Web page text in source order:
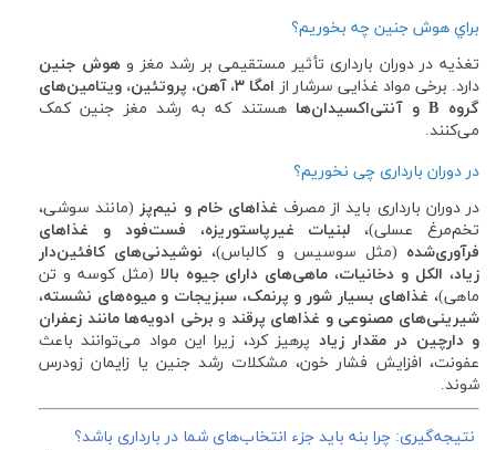
براي هوش جنين چه بخوريم؟
تغذیه در دوران بارداری تأثیر مستقیمی بر رشد مغز وهوش جنین
دارد. برخی مواد غذایی سرشار از امگا
۳، آهن، پروتئین، ویتامین‌های
گروه
هستند که به رشد مغز جنین کمک
می‌کنند.
در دوران بارداری چی نخوریم؟
در دوران بارداری باید از مصرف غذاهای خام و نیم‌پز (مانند سوشی،
تخم‌مرغ عسلی)، لبنیات غیرپاستوریزه، فست‌فود و غذاهای
فرآوری‌شده (مثل سوسیس و کالباس)، نوشیدنی‌های کافئین‌دار
زیاد، الکل و دخانیات، ماهی‌های دارای جیوه بالا (مثل کوسه و تن
ماهی)، غذاهای بسیار شور و پرنمک، سبزیجات و میوه‌های نشسته،
شیرینی‌های مصنوعی و غذاهای پرقند و برخی ادویه‌ها مانند زعفران
و دارچین در مقدار زیاد پرهیز کرد، زیرا این مواد می‌توانند باعث
عفونت، افزایش فشار خون، مشکلات رشد جنین یا زایمان زودرس
شوند.
نتیجه‌گیری: چرا بنه باید جزء انتخاب‌های شما در بارداری باشد؟